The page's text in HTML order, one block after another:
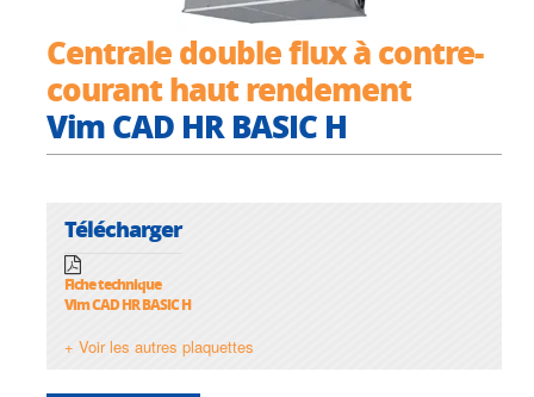
Centrale double flux à contre-
courant haut rendement
Vim CAD HR BASIC H
Télécharger
Fiche technique
Vim CAD HR BASIC H
+ Voir les autres plaquettes